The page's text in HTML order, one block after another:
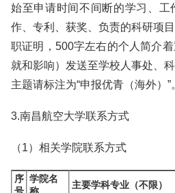
始至申请时间不间断的学习、工
作、专利、获奖、负责的科研项
职证明，500字左右的个人简介
就和影响）发送至学校人事处、
主题请标注为“申报优青（海外）”
3.南昌航空大学联系方式
（1）相关学院联系方式
序 学院名
主要学科专业（不限）